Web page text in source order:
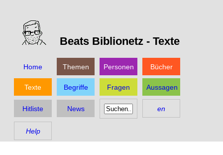
Beats Biblionetz - Texte
Home Themen Personen Bücher
Texte Begriffe Fragen Aussagen
Hitliste News en
Help